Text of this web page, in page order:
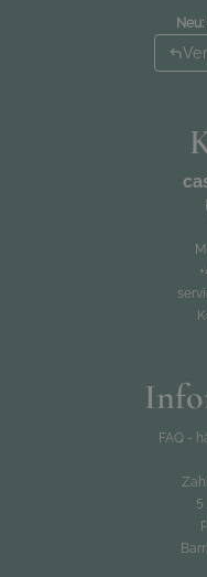
Neu:
FAQ -
5